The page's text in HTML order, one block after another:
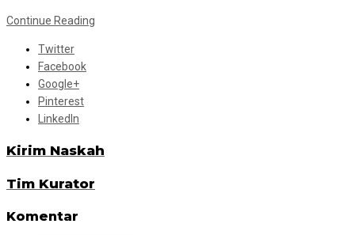
Continue Reading
Twitter
Facebook
Google+
Pinterest
LinkedIn
Kirim Naskah
Tim Kurator
Komentar